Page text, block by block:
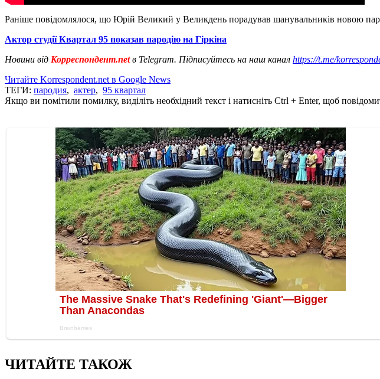
Раніше повідомлялося, що Юрій Великий у Великдень порадував шанувальників новою
Актор студії Квартал 95 показав пародію на Гіркіна
Новини від Корреспондент.netв Telegram. Підписуйтесь на наш канал https://t.me/
Читайте Korrespondent.net в Google News
ТЕГИ: пародия, актер, 95 квартал
Якщо ви помітили помилку, виділіть необхідний текст і натисніть Ctrl + Enter, щоб
ЧИТАЙТЕ ТАКОЖ